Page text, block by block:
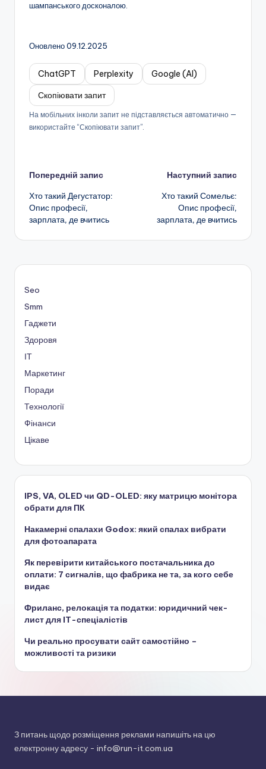
шампанського досконалою.
Оновлено 09.12.2025
ChatGPT Perplexity
Google (AI)
Скопіювати запит
На мобільних інколи запит не підставляється автоматично —
використайте “Скопіювати запит”.
Навігація
по
запису
Попередній запис
Хто такий Дегустатор:
Опис професії,
зарплата, де вчитись
Наступний запис
Хто такий Сомельє:
Опис професії,
зарплата, де вчитись
Seo
Smm
Гаджети
Здоровя
ІТ
Маркетинг
Поради
Технології
Фінанси
Цікаве
IPS, VA, OLED чи QD-OLED: яку матрицю монітора
обрати для ПК
Накамерні спалахи Godox: який спалах вибрати
для фотоапарата
Як перевірити китайського постачальника до
оплати: 7 сигналів, що фабрика не та, за кого себе
видає
Фриланс, релокація та податки: юридичний чек-
лист для IT-спеціалістів
Чи реально просувати сайт самостійно –
можливості та ризики
З питань щодо розміщення реклами напишіть на цю
електронну адресу - info@run-it.com.ua